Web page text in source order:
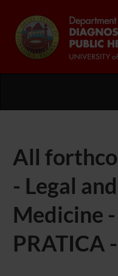
All
- Legal
Medicine
PRATICA